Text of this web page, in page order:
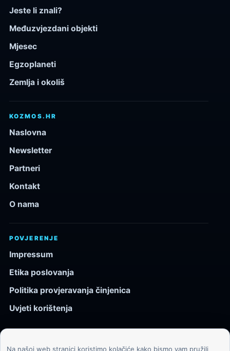
Jeste li znali?
Međuzvjezdani objekti
Mjesec
Egzoplaneti
Zemlja i okoliš
KOZMOS.HR
Naslovna
Newsletter
Partneri
Kontakt
O nama
POVJERENJE
Impressum
Etika poslovanja
Politika provjeravanja činjenica
Uvjeti korištenja
Na našoj web stranici koristimo kolačiće kako bismo vam pružili